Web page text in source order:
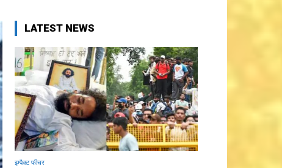
LATEST NEWS
इम्पैक्ट फीचर